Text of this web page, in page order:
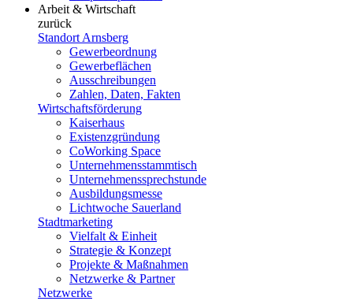
Arbeit & Wirtschaft
zurück
Standort Arnsberg
Gewerbeordnung
Gewerbeflächen
Ausschreibungen
Zahlen, Daten, Fakten
Wirtschaftsförderung
Kaiserhaus
Existenzgründung
CoWorking Space
Unternehmensstammtisch
Unternehmenssprechstunde
Ausbildungsmesse
Lichtwoche Sauerland
Stadtmarketing
Vielfalt & Einheit
Strategie & Konzept
Projekte & Maßnahmen
Netzwerke & Partner
Netzwerke